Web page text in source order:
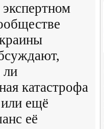
ли
катастрофа
ещё
её